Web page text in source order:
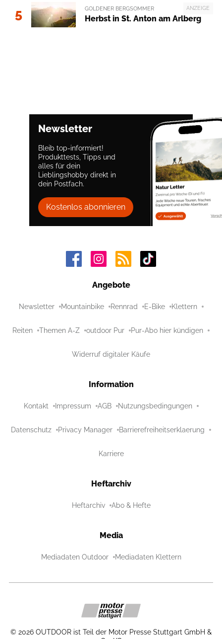
5 ANZEIGE
GOLDENER BERGSOMMER
Herbst in St. Anton am Arlberg
Newsletter
Bleib top-informiert!
Produkttests, Tipps und
alles für dein
Lieblingshobby direkt in
dein Postfach.
Kostenlos abonnieren
Angebote
Newsletter Mountainbike Rennrad E-Bike Klettern
Reiten Themen A-Z outdoor Pur Pur-Abo hier kündigen
Widerruf digitaler Käufe
Information
Kontakt Impressum AGB Nutzungsbedingungen
Datenschutz Privacy Manager Barrierefreiheitserklaerung
Karriere
Heftarchiv
Heftarchiv Abo & Hefte
Media
Mediadaten Outdoor Mediadaten Klettern
© 2026 OUTDOOR ist Teil der Motor Presse Stuttgart GmbH &